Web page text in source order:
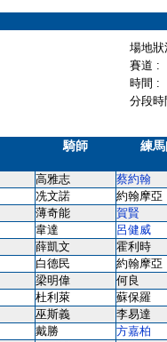
場地
賽道 :
時間 :
分段
騎師 練
高雅志 蔡約翰
冼文諾 約翰摩亞
薄奇能 賀賢
韋達 呂健威
薛凱文 霍利時
白德民 約翰摩亞
梁明偉 何良
杜利萊 蘇保羅
巫斯義 李易達
戴勝 方嘉柏